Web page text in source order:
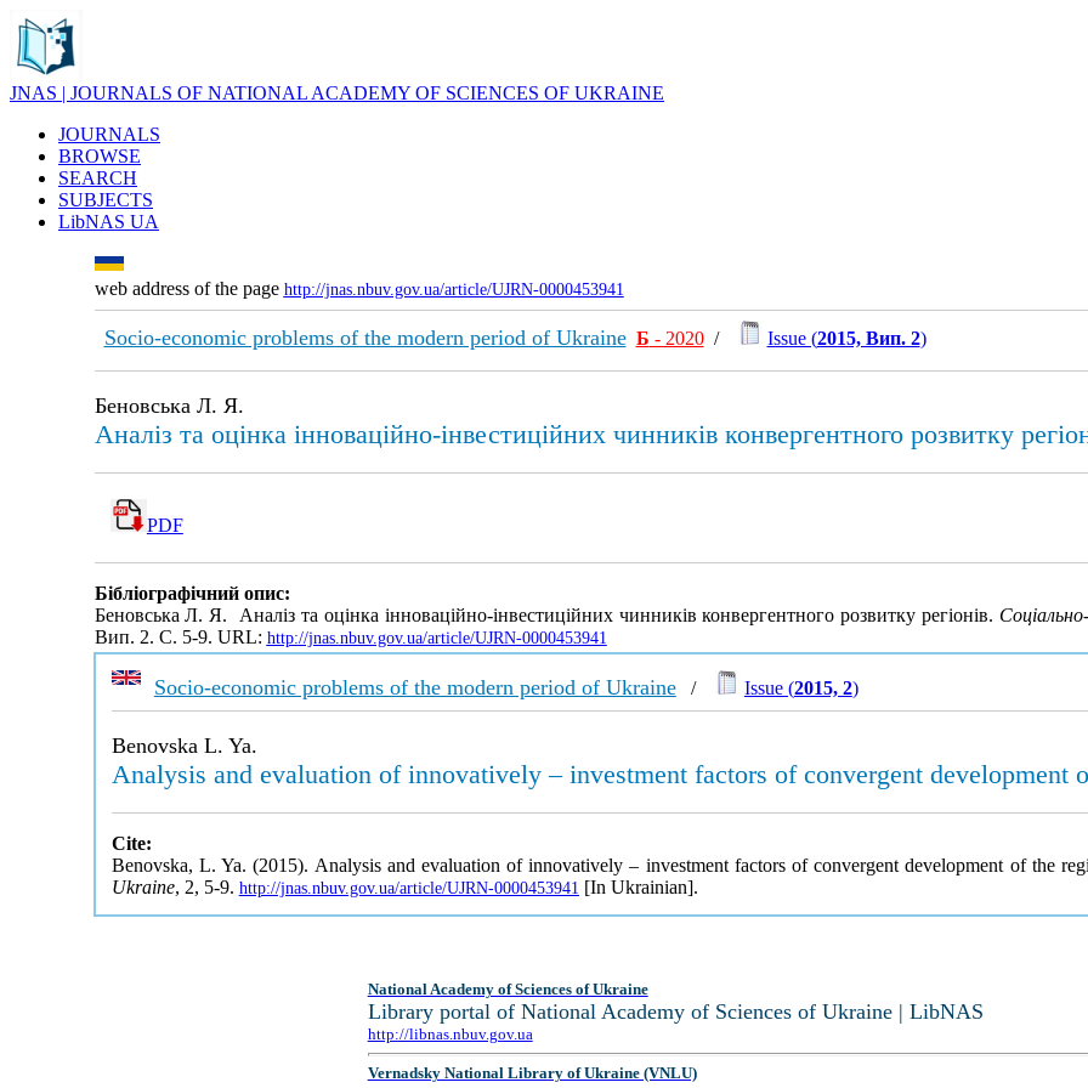
JNAS | JOURNALS OF NATIONAL ACADEMY OF SCIENCES OF UKRAINE
JOURNALS
BROWSE
SEARCH
SUBJECTS
LibNAS UA
web address of the page http://jnas.nbuv.gov.ua/article/UJRN-0000453941
Socio-economic problems of the modern period of Ukraine Б - 2020/ Issue (2015, Вип. 2)
Беновська Л. Я.
Аналіз та оцінка інноваційно-інвестиційних чинників конвергентного розвитку
PDF
Бібліографічний опис:
Беновська Л. Я. Аналіз та оцінка інноваційно-інвестиційних чинників конвергентного розвитку регіонів.
Вип. 2. С. 5-9. URL: http://jnas.nbuv.gov.ua/article/UJRN-0000453941
Socio-economic problems of the modern period of Ukraine/ Issue (2015, 2)
Benovska L. Ya.
Analysis and evaluation of innovatively – investment factors of convergent development
Cite:
Benovska, L. Ya. (2015). Analysis and evaluation of innovatively – investment factors of convergent development of the
Ukraine, 2, 5-9. http://jnas.nbuv.gov.ua/article/UJRN-0000453941 [In Ukrainian].
National Academy of Sciences of Ukraine
Library portal of National Academy of Sciences of Ukraine | LibNAS
http://libnas.nbuv.gov.ua
Vernadsky National Library of Ukraine (VNLU)